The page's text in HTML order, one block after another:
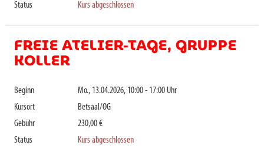
Status
Kurs abgeschlossen
FREIE ATELIER-TAGE, GRUPPE
KOLLER
Beginn
Mo., 13.04.2026, 10:00 - 17:00 Uhr
Kursort
Betsaal/OG
Gebühr
230,00 €
Status
Kurs abgeschlossen